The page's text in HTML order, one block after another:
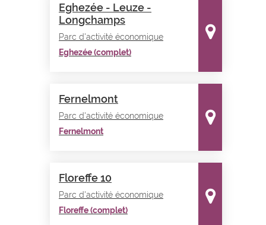
Eghezée - Leuze -
Longchamps
Parc d'activité économique
Eghezée (complet)
Fernelmont
Parc d'activité économique
Fernelmont
Floreffe 10
Parc d'activité économique
Floreffe (complet)